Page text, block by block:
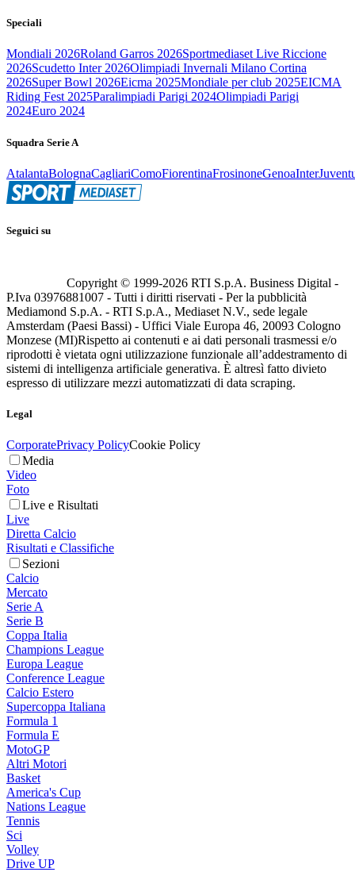
Speciali
Mondiali 2026Roland Garros 2026Sportmediaset Live Riccione
2026Scudetto Inter 2026Olimpiadi Invernali Milano Cortina
2026Super Bowl 2026Eicma 2025Mondiale per club 2025EICMA
Riding Fest 2025Paralimpiadi Parigi 2024Olimpiadi Parigi
2024Euro 2024
Squadra Serie A
AtalantaBolognaCagliariComoFiorentinaFrosinoneGenoaInter
Seguici su
Copyright © 1999-2026 RTI S.p.A. Business Digital -
P.Iva 03976881007 - Tutti i diritti riservati - Per la pubblicità
Mediamond S.p.A. - RTI S.p.A., Mediaset N.V., sede legale
Amsterdam (Paesi Bassi) - Uffici Viale Europa 46, 20093 Cologno
Monzese (MI)Rispetto ai contenuti e ai dati personali trasmessi e/o
riprodotti è vietata ogni utilizzazione funzionale all’addestramento di
sistemi di intelligenza artificiale generativa. È altresì fatto divieto
espresso di utilizzare mezzi automatizzati di data scraping.
Legal
CorporatePrivacy PolicyCookie Policy
Media
Video
Foto
Live e Risultati
Live
Diretta Calcio
Risultati e Classifiche
Sezioni
Calcio
Mercato
Serie A
Serie B
Coppa Italia
Champions League
Europa League
Conference League
Calcio Estero
Supercoppa Italiana
Formula 1
Formula E
MotoGP
Altri Motori
Basket
America's Cup
Nations League
Tennis
Sci
Volley
Drive UP